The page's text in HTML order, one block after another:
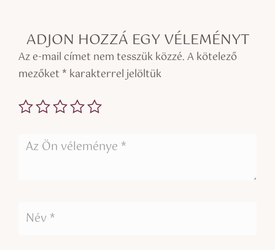
ADJON HOZZÁ EGY VÉLEMÉNYT
Az e-mail címet nem tesszük közzé.A kötelező
mezőket * karakterrel jelöltük